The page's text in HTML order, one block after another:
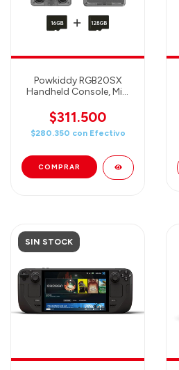
Powkiddy RGB20SX
Handheld Console, Mini
4 inch PANTALLA IPS -
16GB+128GB + 20000
Games
BLACK) Consola retro
portá
$311.500
$280.350 con Efectivo
SIN STOCK